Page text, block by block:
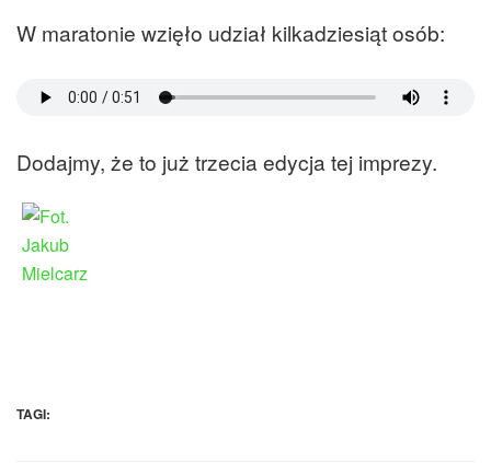
W maratonie wzięło udział kilkadziesiąt osób:
Dodajmy, że to już trzecia edycja tej imprezy.
TAGI: